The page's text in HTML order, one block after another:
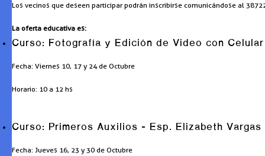
Los vecinos que deseen participar podrán inscribirse comunicándose al
La oferta educativa es:
Curso: Fotografía y Edición de Video con Celular
Fecha: Viernes 10, 17 y 24 de Octubre
Horario: 10 a 12 hs
Curso: Primeros Auxilios – Esp. Elizabeth
Fecha: Jueves 16, 23 y 30 de Octubre